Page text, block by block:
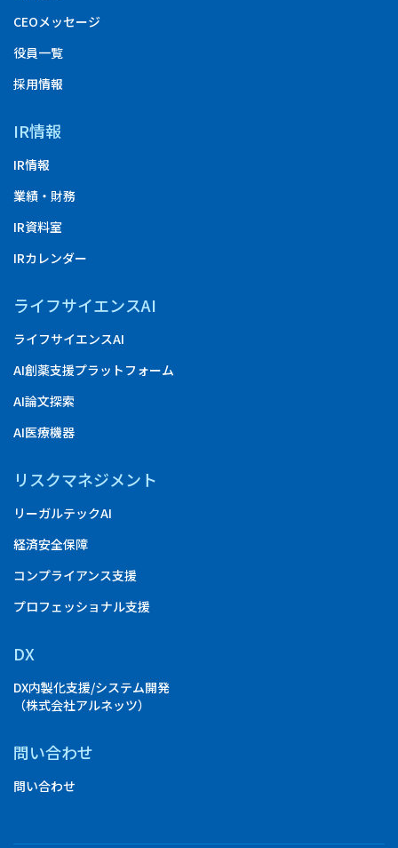
CEOメッセージ
役員一覧
採用情報
IR情報
IR情報
業績・財務
IR資料室
IRカレンダー
ライフサイエンスAI
ライフサイエンスAI
AI創薬支援プラットフォーム
AI論文探索
AI医療機器
リスクマネジメント
リーガルテックAI
経済安全保障
コンプライアンス支援
プロフェッショナル支援
DX
DX内製化支援/システム開発
（株式会社アルネッツ）
問い合わせ
問い合わせ